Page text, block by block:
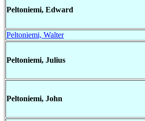
Peltoniemi, Edward
Peltoniemi, Walter
Peltoniemi, Julius
Peltoniemi, John